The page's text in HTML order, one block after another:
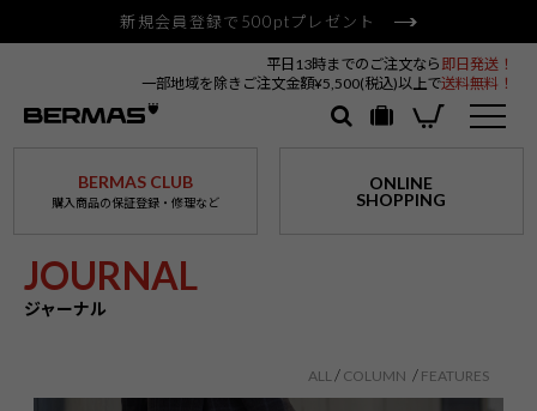
新規会員登録で500ptプレゼント
平日13時までのご注文なら 即日発送！
一部地域を除きご注文金額¥5,500(税込)以上で送料無料！
BERMAS CLUB
購入商品の保証登録・修理など
ONLINE
SHOPPING
JOURNAL
ジャーナル
ALL COLUMN FEATURES